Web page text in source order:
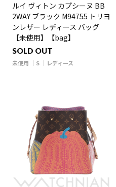
ルイ ヴィトン カプシーヌ BB
2WAY ブラック M94755 トリヨ
ンレザー レディース バッグ
【未使用】【bag】
SOLD OUT
未使用 S レディース